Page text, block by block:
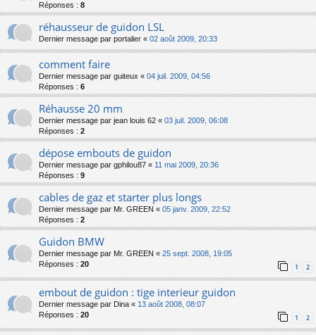
Réponses : 8
réhausseur de guidon LSL
Dernier message par portalier « 02 août 2009, 20:33
comment faire
Dernier message par guiteux « 04 juil. 2009, 04:56
Réponses : 6
Réhausse 20 mm
Dernier message par jean louis 62 « 03 juil. 2009, 06:08
Réponses : 2
dépose embouts de guidon
Dernier message par gphilou87 « 11 mai 2009, 20:36
Réponses : 9
cables de gaz et starter plus longs
Dernier message par Mr. GREEN « 05 janv. 2009, 22:52
Réponses : 2
Guidon BMW
Dernier message par Mr. GREEN « 25 sept. 2008, 19:05
Réponses : 20 1 2
embout de guidon : tige interieur guidon
Dernier message par Dina « 13 août 2008, 08:07
Réponses : 20 1 2